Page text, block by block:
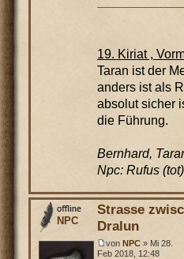
19. Kiriat ,
Taran ist der
anders ist als
absolut sicher
die Führung.
Bernhard,
Npc: Rufus
Strasse
Dralun
von NPC» Mi 28.
Feb 2018, 12:48
NPC